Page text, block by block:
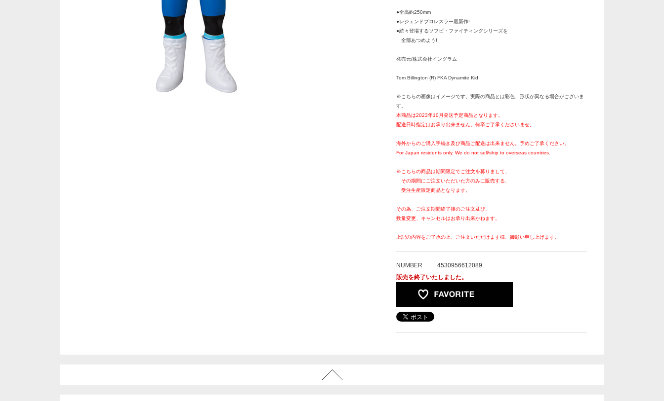
●全高約250mm
●レジェンドプロレスラー最新作!
●続々登場するソフビ・ファイティングシリーズを
全部あつめよう!
発売元/株式会社イングラム
Tom Billington (R) FKA Dynamite Kid
※こちらの画像はイメージです。実際の商品とは彩色、形状が異なる場合がございま
す。
本商品は2023年10月発送予定商品となります。
配送日時指定はお承り出来ません。何卒ご了承くださいませ。
海外からのご購入手続き及び商品ご配送は出来ません。予めご了承ください。
For Japan residents only. We do not sell/ship to overseas countries.
※こちらの商品は期間限定でご注文を募りまして、
その期間にご注文いただいた方のみに販売する、
受注生産限定商品となります。
その為、ご注文期間終了後のご注文及び、
数量変更、キャンセルはお承り出来かねます。
上記の内容をご了承の上、ご注文いただけます様、御願い申し上げます。
NUMBER
4530956612089
販売を終了いたしました。